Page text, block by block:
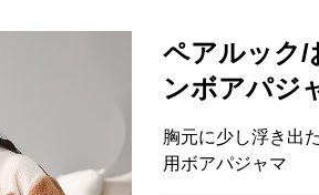
ペアルック/
ンボアパジ
胸元に少し浮き出
用ボアパジャマ